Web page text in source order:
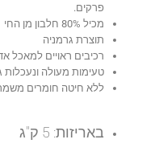
פרקים.
מכיל 80% חלבון מן החי
תוצרת גרמניה
רכיבים ראויים למאכל
טעימות מעולה ונעכלות
ללא חיטה חומרים
באריזות: 5 ק"ג